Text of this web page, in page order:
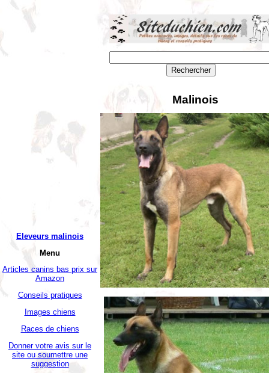
Eleveurs malinois
Menu
Articles canins bas prix sur
Amazon
Conseils pratiques
Images chiens
Races de chiens
Donner votre avis sur le
site ou soumettre une
suggestion
Malinois